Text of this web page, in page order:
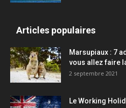
Articles populaires
Marsupiaux : 7
vous allez faire
2 septembre 2021
Le Working